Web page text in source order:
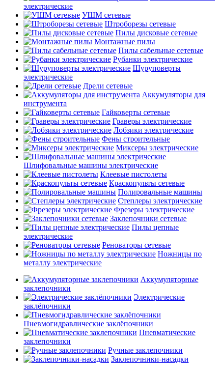
электрические
УШМ сетевые
Штроборезы сетевые
Пилы дисковые сетевые
Монтажные пилы
Пилы сабельные сетевые
Рубанки электрические
Шуруповерты
электрические
Дрели сетевые
Аккумуляторы для
инструмента
Гайковерты сетевые
Граверы электрические
Лобзики электрические
Фены строительные
Миксеры электрические
Шлифовальные машины электрические
Клеевые пистолеты
Краскопульты сетевые
Полировальные машины
Степлеры электрические
Фрезеры электрические
Заклепочники сетевые
Пилы цепные
электрические
Реноваторы сетевые
Ножницы по
металлу электрические
Аккумуляторные
заклепочники
Электрические
заклёпочники
Пневмогидравлические заклёпочники
Пневматические
заклепочники
Ручные заклепочники
Заклепочники-насадки